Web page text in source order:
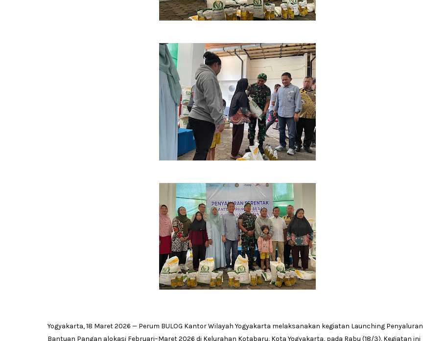
Yogyakarta, 18 Maret 2026 — Perum BULOG Kantor Wilayah Yogyakarta melaksanakan kegiatan Launching Penyaluran
Bantuan Pangan alokasi Februari–Maret 2026 di Kelurahan Kotabaru, Kota Yogyakarta, pada Rabu (18/3). Kegiatan ini